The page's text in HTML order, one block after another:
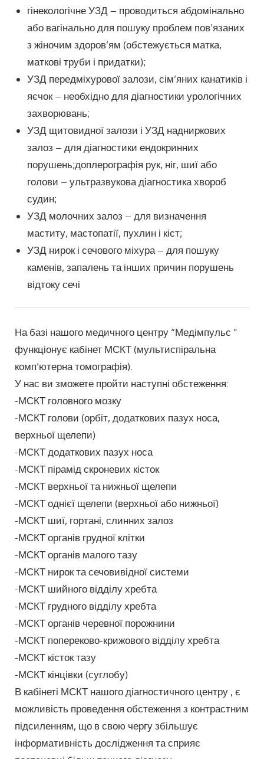
гінекологічне УЗД – проводиться абдомінально
або вагінально для пошуку проблем пов’язаних
з жіночим здоров’ям (обстежується матка,
маткові труби і придатки);
УЗД передміхурової залози, сім’яних канатиків і
яєчок – необхідно для діагностики урологічних
захворювань;
УЗД щитовидної залози і УЗД надниркових
залоз – для діагностики ендокринних
порушень;доплерографія рук, ніг, шиї або
голови – ультразвукова діагностика хвороб
судин;
УЗД молочних залоз – для визначення
маститу, мастопатії, пухлин і кіст;
УЗД нирок і сечового міхура – для пошуку
каменів, запалень та інших причин порушень
відтоку сечі
На базі нашого медичного центру “Медімпульс ”
функціонує кабінет МСКТ (мультиспіральна
комп’ютерна томографія).
У нас ви зможете пройти наступні обстеження:
-МСКТ головного мозку
-МСКТ голови (орбіт, додаткових пазух носа,
верхньої щелепи)
-МСКТ додаткових пазух носа
-МСКТ пірамід скроневих кісток
-МСКТ верхньої та нижньої щелепи
-МСКТ однієї щелепи (верхньої або нижньої)
-МСКТ шиї, гортані, слинних залоз
-МСКТ органів грудної клітки
-МСКТ органів малого тазу
-МСКТ нирок та сечовивідної системи
-МСКТ шийного відділу хребта
-МСКТ грудного відділу хребта
-МСКТ органів черевної порожнини
-МСКТ попереково-крижового відділу хребта
-МСКТ кісток тазу
-МСКТ кінцівки (суглобу)
В кабінеті МСКТ нашого діагностичного центру , є
можливість проведення обстеження з контрастним
підсиленням, що в свою чергу збільшує
інформативність дослідження та сприяє